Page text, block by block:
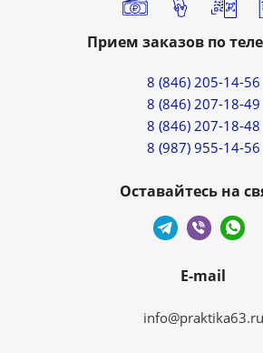
Прием заказов по
8 (846) 205-14-56
8 (846) 207-18-49
8 (846) 207-18-48
8 (987) 955-14-56
Оставайтесь на
E-mail
info@praktika63.ru